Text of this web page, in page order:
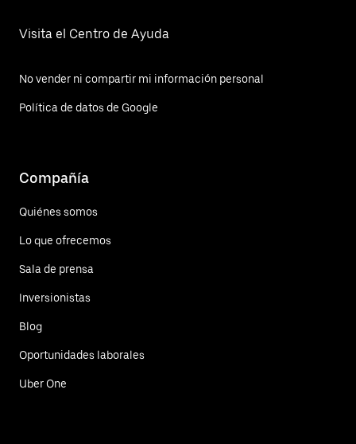
Visita el Centro de Ayuda
No vender ni compartir mi información personal
Política de datos de Google
Compañía
Quiénes somos
Lo que ofrecemos
Sala de prensa
Inversionistas
Blog
Oportunidades laborales
Uber One